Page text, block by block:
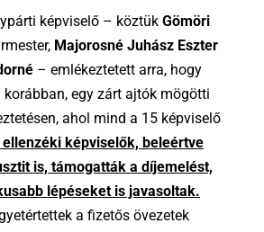
képviselő – köztük Gömöri
Majorosné Juhász Eszter
– emlékeztetett arra, hogy
korábban, egy zárt ajtók mögötti
ahol mind a 15 képviselő
ellenzéki képviselők, beleértve
is, támogatták a díjemelést,
lépéseket is javasoltak.
a fizetős övezetek